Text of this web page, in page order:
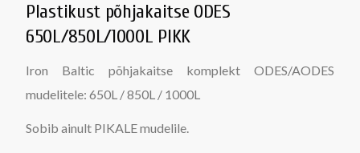
Plastikust põhjakaitse ODES
650L/850L/1000L PIKK
Iron Baltic põhjakaitse komplekt ODES/AODES
mudelitele: 650L / 850L / 1000L
Sobib ainult PIKALE mudelile.